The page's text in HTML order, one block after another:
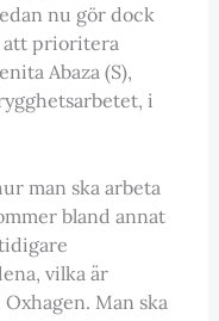
nu gör dock
att prioritera
Abaza (S),
i
man ska arbeta
bland annat
vilka är
Man ska